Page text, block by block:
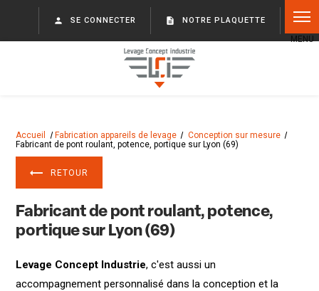
person SE CONNECTER description NOTRE PLAQUETTE
Accueil Fabrication appareils de levage
Conception sur mesure
Fabricant de pont roulant, potence, portique sur Lyon (69)
RETOUR
Fabricant de pont roulant, potence,
portique sur Lyon (69)
Levage Concept Industrie, c'est aussi un
accompagnement personnalisé dans la conception et la
Panneau de gestion des cookies